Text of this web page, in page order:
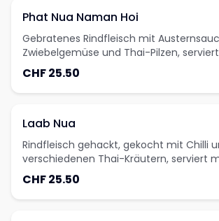
Phat Nua Naman Hoi
Gebratenes Rindfleisch mit
Zwiebelgemüse und Thai-Pilzen,
Jasminreis
CHF 25.50
Laab Nua
Rindfleisch gehackt, gekocht mit Chilli
verschiedenen Thai-Kräutern, serviert
CHF 25.50